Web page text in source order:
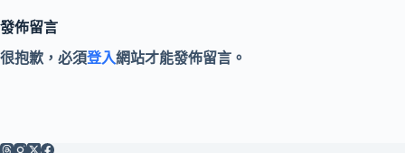
發佈留言
很抱歉，必須登入網站才能發佈留言。